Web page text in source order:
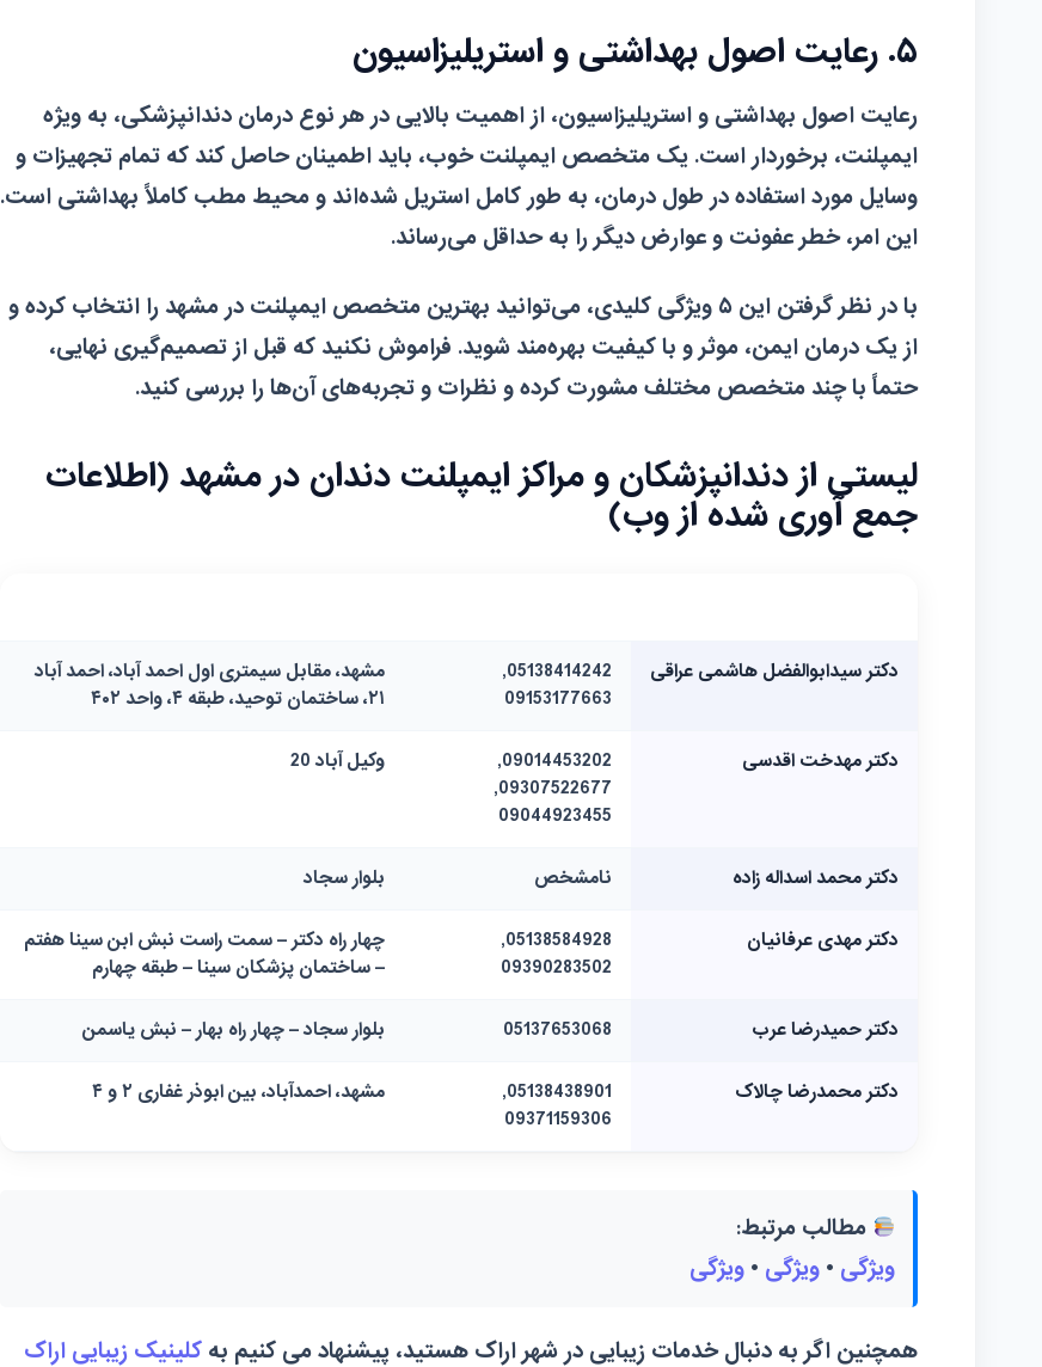
۵. رعایت اصول بهداشتی و استریلیزاسیون
رعایت اصول بهداشتی و استریلیزاسیون، از اهمیت بالایی در هر نوع درمان دندانپزشکی، به ویژه
ایمپلنت، برخوردار است. یک متخصص ایمپلنت خوب، باید اطمینان حاصل کند که تمام تجهیزات و
وسایل مورد استفاده در طول درمان، به طور کامل استریل شده‌اند و محیط مطب کاملاً بهداشتی است.
این امر، خطر عفونت و عوارض دیگر را به حداقل می‌رساند.
با در نظر گرفتن این ۵ ویژگی کلیدی، می‌توانید بهترین متخصص ایمپلنت در مشهد را انتخاب کرده و
از یک درمان ایمن، موثر و با کیفیت بهره‌مند شوید. فراموش نکنید که قبل از تصمیم‌گیری نهایی،
حتماً با چند متخصص مختلف مشورت کرده و نظرات و تجربه‌های آن‌ها را بررسی کنید.
لیستی از دندانپزشکان و مراکز ایمپلنت دندان در مشهد (اطلاعات
جمع آوری شده از وب)
دکتر سیدابوالفضل هاشمی عراقی
05138414242,
09153177663
مشهد، مقابل سیمتری اول احمد آباد، احمد آباد
۲۱، ساختمان توحید، طبقه ۴، واحد ۴۰۲
دکتر مهدخت اقدسی
09014453202,
09307522677,
09044923455
وکیل آباد 20
دکتر محمد اسداله زاده نامشخص بلوار سجاد
دکتر مهدی عرفانیان
05138584928,
09390283502
چهار راه دکتر – سمت راست نبش ابن سینا هفتم
– ساختمان پزشکان سینا – طبقه چهارم
دکتر حمیدرضا عرب 05137653068 بلوار سجاد – چهار راه بهار – نبش یاسمن
دکتر محمدرضا چالاک
05138438901,
09371159306
مشهد، احمدآباد، بین ابوذر غفاری ۲ و ۴
مطالب مرتبط:
ویژگی • ویژگی • ویژگی
همچنین اگر به دنبال خدمات زیبایی در شهر اراک هستید، پیشنهاد می کنیم به کلینیک زیبایی اراک